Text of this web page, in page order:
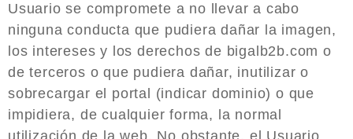
Usuario se compromete a no llevar a cabo
ninguna conducta que pudiera dañar la imagen,
los intereses y los derechos de bigalb2b.com o
de terceros o que pudiera dañar, inutilizar o
sobrecargar el portal (indicar dominio) o que
impidiera, de cualquier forma, la normal
utilización de la web. No obstante, el Usuario